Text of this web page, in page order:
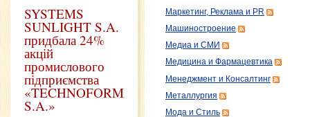
SYSTEMS
SUNLIGHT S.A.
придбала 24%
акцій
промислового
підприємства
«TECHNOFORM
S.A.»
Маркетинг, Реклама и PR
Машиностроение
Медиа и СМИ
Медицина и Фармацевтика
Менеджмент и Консалтинг
Металлургия
Мода и Стиль